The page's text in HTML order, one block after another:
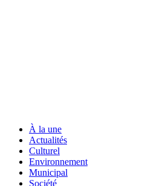
À la une
Actualités
Culturel
Environnement
Municipal
Société